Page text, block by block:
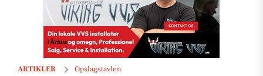
ARTIKLER Opslagstavlen
Rishøjgård Gårdbutik og Jordbrug har fået nye Opinel-knive hjem